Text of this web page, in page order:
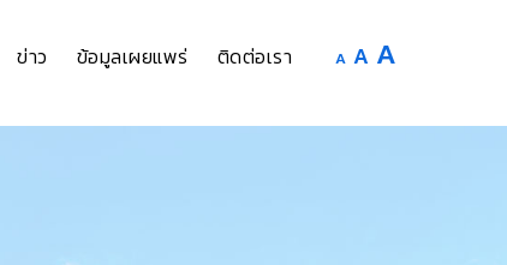
ข่าว ข้อมูลเผยแพร่ ติดต่อเรา A Decrease
A Reset
size.
A
size.